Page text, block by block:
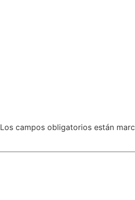
Los campos obligatorios están